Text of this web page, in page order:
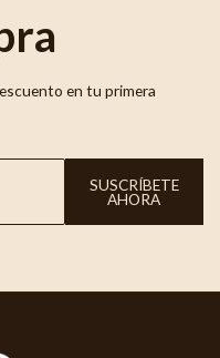
en tu primera
SUSCRÍBETE
AHORA